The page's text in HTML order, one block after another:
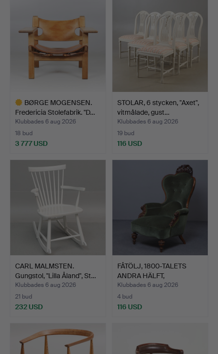
BØRGE MOGENSEN.
Fredericia Stolefabrik. "D…
Klubbades 6 aug 2026
18 bud
3 777 USD
föremål
STOLAR, 6 stycken, "Axet",
vitmålade, gust…
Klubbades 6 aug 2026
19 bud
116 USD
CARL MALMSTEN.
Gungstol, "Lilla Åland", St…
Klubbades 6 aug 2026
21 bud
232 USD
FÅTÖLJ, 1800-TALETS
ANDRA HÄLFT,
OMKLÄDD/T…
Klubbades 6 aug 2026
4 bud
116 USD